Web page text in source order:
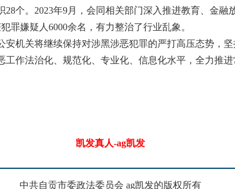
个。2023年9月，会同相关部门深入推进教育、金融
罪嫌疑人6000余名，有力整治了行业乱象。
关将继续保持对涉黑涉恶犯罪的严打高压态势，坚
作法治化、规范化、专业化、信息化水平，全力推进
凯发真人-ag凯发
中共自贡市委政法委员会 ag凯发的版权所有